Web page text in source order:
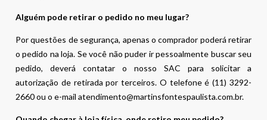
Alguém pode retirar o pedido no meu lugar?
Por questões de segurança, apenas o comprador poderá retirar
o pedido na loja. Se você não puder ir pessoalmente buscar seu
pedido, deverá contatar o nosso SAC para solicitar a
autorização de retirada por terceiros. O telefone é (11) 3292-
2660 ou o e-mail atendimento@martinsfontespaulista.com.br.